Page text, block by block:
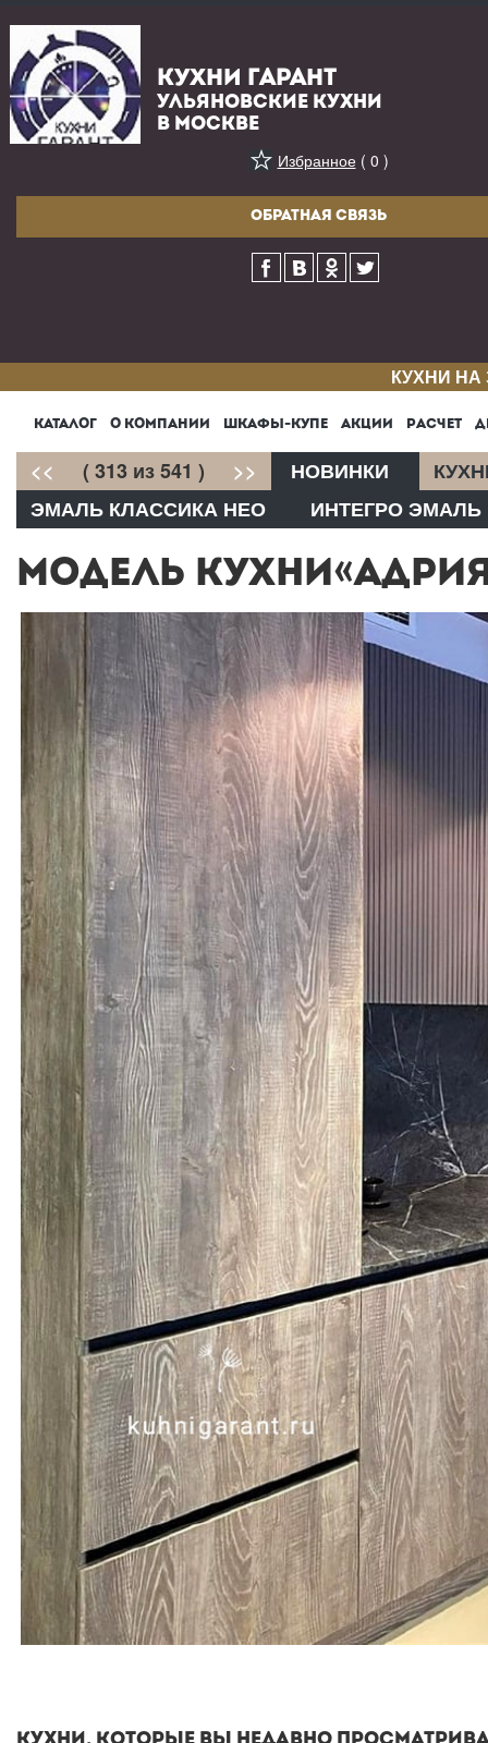
КУХНИ ГАРАНТ
УЛЬЯНОВСКИЕ КУХНИ
В МОСКВЕ
Избранное( 0 )
ОБРАТНАЯ СВЯЗЬ
КУХНИ
КАТАЛОГ О КОМПАНИИ ШКАФЫ-КУПЕ АКЦИИ РАСЧЕТ
<< ( 313 из 541 ) >> НОВИНКИ
ЭМАЛЬ КЛАССИКА НЕО
ИНТЕГРО ЭМАЛЬ
МОДЕЛЬ